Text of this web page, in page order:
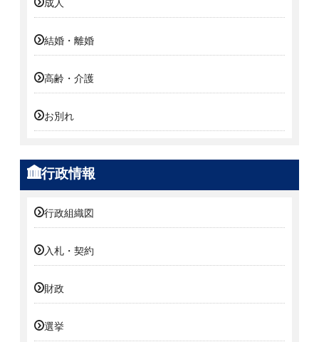
成人
結婚・離婚
高齢・介護
お別れ
行政情報
行政組織図
入札・契約
財政
選挙